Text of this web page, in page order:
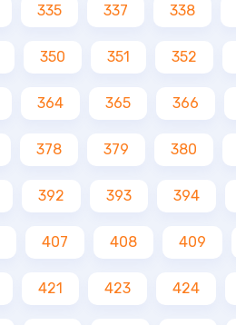
335 337 338
350 351 352
364 365 366
378 379 380
392 393 394
407 408 409
421 423 424